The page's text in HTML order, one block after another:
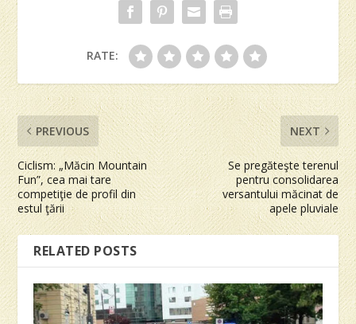
RATE:
PREVIOUS
Ciclism: „Măcin Mountain
Fun”, cea mai tare
competiţie de profil din
estul ţării
NEXT
Se pregăteşte terenul
pentru consolidarea
versantului măcinat de
apele pluviale
RELATED POSTS